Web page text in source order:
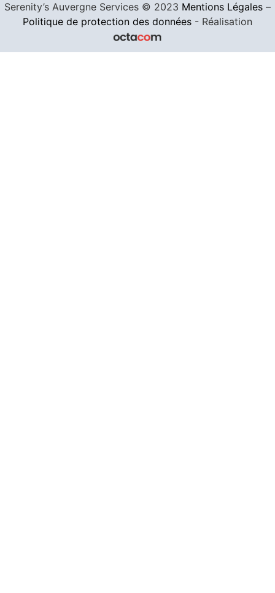
Serenity’s Auvergne Services © 2023 Mentions Légales –
Politique de protection des données - Réalisation